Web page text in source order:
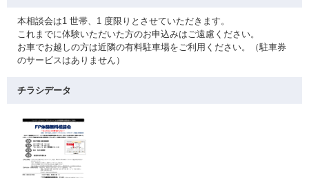
本相談会は1 世帯、1 度限りとさせていただきます。
これまでに体験いただいた方のお申込みはご遠慮ください。
お車でお越しの方は近隣の有料駐車場をご利用ください。（駐車券
のサービスはありません）
チラシデータ